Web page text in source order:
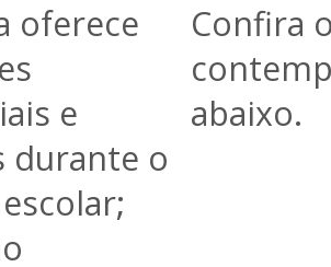
oferece
e
durante o
Confira
abaixo.